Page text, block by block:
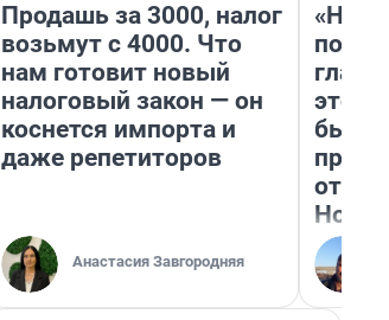
Продашь за 3000, налог
возьмут с 4000. Что
нам готовит новый
налоговый закон — он
коснется импорта и
даже репетиторов
Анастасия Завгородняя
этого
бьет